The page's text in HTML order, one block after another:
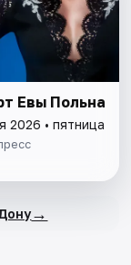
Евы Польна
2026 • пятница
→